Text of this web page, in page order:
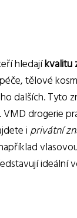
hledajíkvalitu
tělové
dalších. Tyto
drogerie
iprivátní